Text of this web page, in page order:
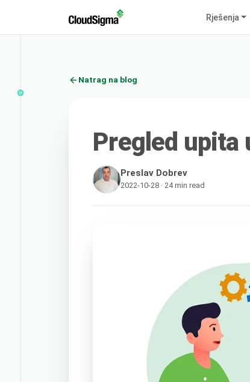
Rješenja
Natrag na blog
Pregled upita
Preslav Dobrev
2022-10-28 · 24 min read